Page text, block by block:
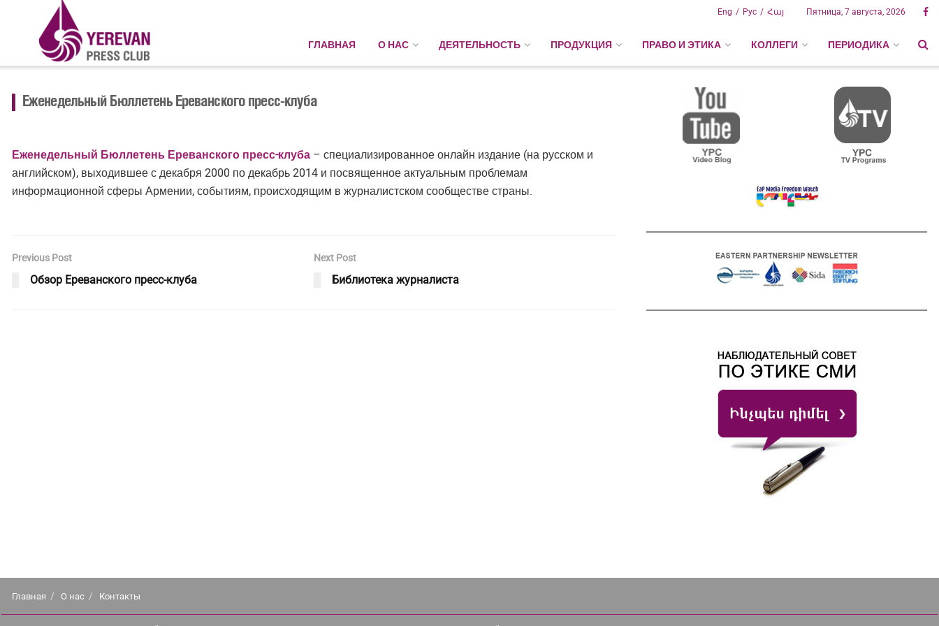
Рус Հայ
Eng Пятница, 7 августа, 2026
ГЛАВНАЯ О НАС ДЕЯТЕЛЬНОСТЬ ПРОДУКЦИЯ ПРАВО И ЭТИКА КОЛЛЕГИ ПЕРИОДИКА
Еженедельный Бюллетень Ереванского пресс-клуба
Еженедельный Бюллетень Ереванского пресс-клуба – специализированное онлайн издание (на русском и
английском), выходившее с декабря 2000 по декабрь 2014 и посвященное актуальным проблемам
информационной сферы Армении, событиям, происходящим в журналистском сообществе страны.
Previous Post
Обзор Ереванского пресс-клуба
Next Post
Библиотека журналиста
Главная О нас Контакты